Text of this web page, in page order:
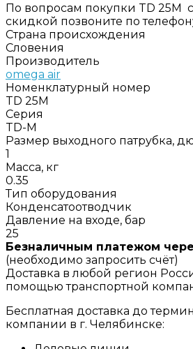
По вопросам покупки TD 25M
скидкой позвоните по
Страна происхождения
Словения
Производитель
omega air
Номенклатурный номер
TD 25M
Серия
TD-M
Размер выходного патрубка,
1
Масса, кг
0.35
Тип оборудования
Конденсатоотводчик
Давление на входе, бар
25
Безналичным платежом
(необходимо запросить счёт)
Доставка в любой регион
помощью транспортной
Бесплатная доставка до
компании в г. Челябинске: